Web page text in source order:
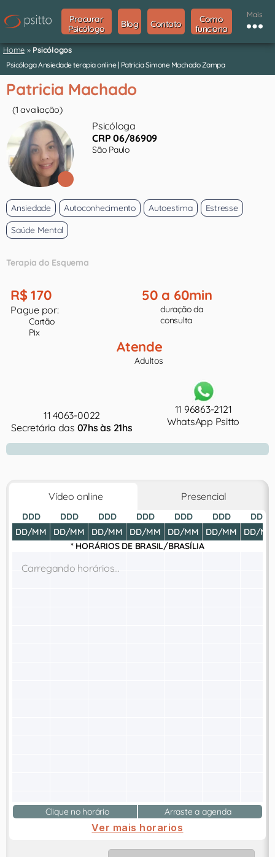
Procurar
Psicólogo
Blog Contato
Como
funciona
Mais
Home » Psicólogos
Psicóloga Ansiedade terapia online | Patricia Simone Machado Zampa
Patricia Machado
(1 avaliação)
Psicóloga
CRP 06/86909
São Paulo
Ansiedade Autoconhecimento Autoestima
Estresse
Saúde Mental
Terapia do Esquema
R$ 170
Pague por:
Cartão
Pix
50 a 60min
duração da
consulta
Atende
Adultos
11 4063-0022
Secretária das 07hs às 21hs
11 96863-2121
WhatsApp Psitto
Vídeo online Presencial
DDD
DD/MM
DDD
DD/MM
DDD
DD/MM
DDD
DD/MM
DDD
DD/MM
DDD
DD/MM
DDD
DD/MM
* HORÁRIOS DE BRASIL/BRASÍLIA
Carregando horários...
Clique no horário Arraste a agenda
Ver mais horarios